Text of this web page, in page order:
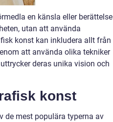
en känsla eller berättelse
utan att använda
konst kan inkludera allt från
att använda olika tekniker
deras unika vision och
konst
de mest populära typerna av